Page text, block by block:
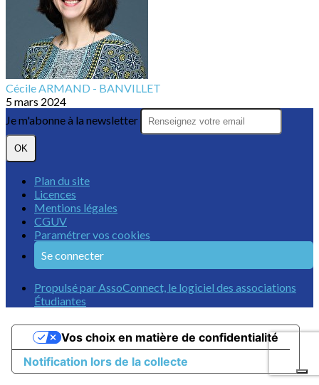
Cécile ARMAND - BANVILLET
5 mars 2024
Je m'abonne à la newsletter
OK
Plan du site
Licences
Mentions légales
CGUV
Paramétrer vos cookies
Se connecter
Propulsé par AssoConnect, le logiciel des associations
Étudiantes
Notification lors de la collecte
Vos choix en matière de confidentialité